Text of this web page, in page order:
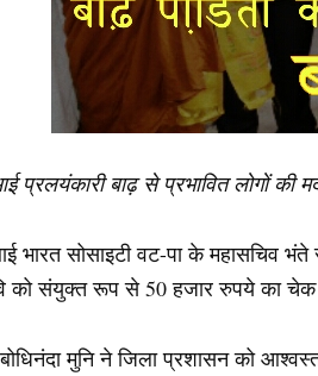
प्रलयंकारी बाढ़ से प्रभावित लोगों
भारत सोसाइटी वट-पा के महासचिव
को संयुक्त रूप से 50 हजार रुपये का चेक
बोधिनंदा मुनि ने जिला प्रशासन को